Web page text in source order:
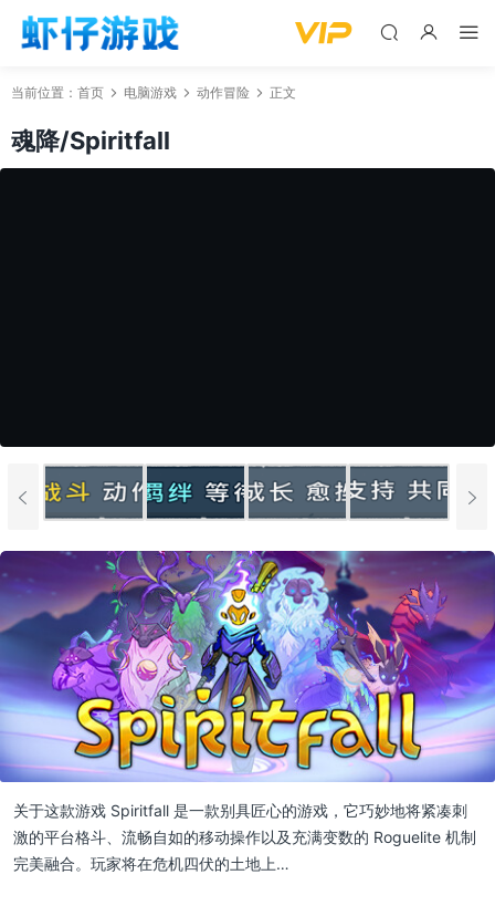
当前位置： 首页 电脑游戏 动作冒险 正文
魂降/Spiritfall
关于这款游戏 Spiritfall 是一款别具匠心的游戏，它巧妙地将紧凑刺
激的平台格斗、流畅自如的移动操作以及充满变数的 Roguelite 机制
完美融合。玩家将在危机四伏的土地上…